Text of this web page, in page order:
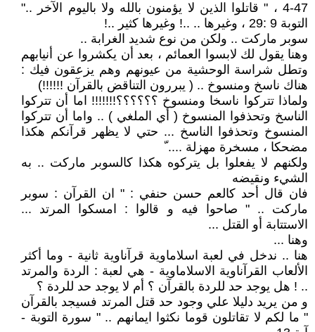
47-4 ، " قاتلوا الذين لا يؤمنون بالله ولا باليوم الآخر .."
التوبة 9 :29 ، وغيرها .. ..! وغيرها كثير ..!
سوبر ماركت .. ولكن من نوع شديد الغرابة ..
وهنا يقول لك لابسوا العمائم ، بعد أن يكشروا عن أنيابهم
وتطل شراسة الوحشية من عيونهم وهم يزعقون فيك :
هناك ناسخ ومنسوخ .. ( يبررون التناقض بالقرآن !!!!!!)
ولماذا تتركوا ناسخا ومنسوخ ؟؟؟؟؟؟!!!!!!! اما أن تتركوا
الناسخ وتحذفوا المنسوخ ( أي الملغي ) .. واما أن تتركوا
المنسوخ وتحذفوا الناسخ ... حتي لا يظهر قرآنكم هكذا
مضحكا ، مسخرة مهزلة .... ّ
ولكنهم لا يفعلوا بل يتركوه هكذا كالسوبر ماركت .. به
الشيء ونقيضه
فان قال أحد كالعم حسن حنفي : " ان القرآن : سوبر
ماركت .. " صاحوا فيه و قالوا : امسكوا المرتد ...
الاستتابة أو القتل ...
وهنا ...
هنا .. ندخل في لعبة اسلاماوية قرآناوية ثانية - وما أكثر
الألعاب القرآناوية الاسلاماوية - هي لعبة : الردة والمرتد
.. ! هل يوجد حد للردة بالقرآن ؟ أم لا يوجد حد للردة ؟
و من يريد دليلا علي وجود حد قتل المرتد فسيجد بالقرآن
" ما لكم لا تقاتلون قوما نكثوا ايمانهم .. " سورة التوبة -